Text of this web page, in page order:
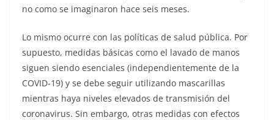
no como se imaginaron hace seis meses.
Lo mismo ocurre con las políticas de salud pública. Por
supuesto, medidas básicas como el lavado de manos
siguen siendo esenciales (independientemente de la
COVID-19) y se debe seguir utilizando mascarillas
mientras haya niveles elevados de transmisión del
coronavirus. Sin embargo, otras medidas con efectos